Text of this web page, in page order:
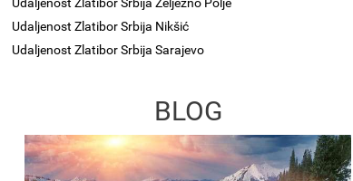
Udaljenost Zlatibor Srbija Nikšić
Udaljenost Zlatibor Srbija Sarajevo
BLOG